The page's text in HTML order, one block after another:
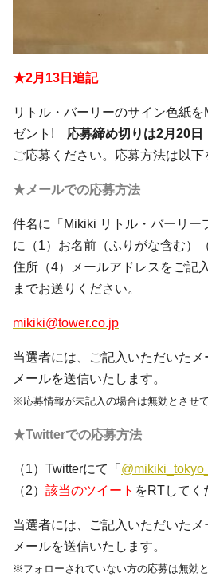
★2月13日追記
リトル・バーリーのサイン色紙
ゼント! 応募締め切りは2月20日
ご応募ください。応募方法は以下
★メールでの応募方法
件名に「Mikiki リトル・バーリー
に（1）お名前（ふりがな含む）
住所（4）メールアドレスをご記
までお送りください。
mikiki@tower.co.jp
当選者には、ご記入いただいた
メールを送信いたします。
※応募情報が未記入の場合は無効とさせて
★Twitterでの応募方法
（1）Twitterにて「
（2） 該当のツイート をRTしてく
当選者には、ご記入いただいた
メールを送信いたします。
※フォローされていない方の応募は無効